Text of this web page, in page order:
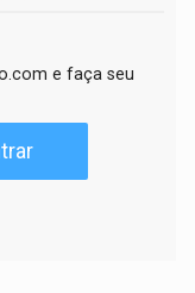
e faça seu